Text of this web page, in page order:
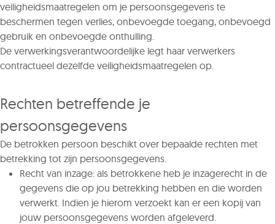
veiligheidsmaatregelen om je persoonsgegevens te
beschermen tegen verlies, onbevoegde toegang, onbevoegd
gebruik en onbevoegde onthulling.
De verwerkingsverantwoordelijke legt haar verwerkers
contractueel dezelfde veiligheidsmaatregelen op.
Rechten betreffende je
persoonsgegevens
De betrokken persoon beschikt over bepaalde rechten met
betrekking tot zijn persoonsgegevens.
Recht van inzage: als betrokkene heb je inzagerecht in de
gegevens die op jou betrekking hebben en die worden
verwerkt. Indien je hierom verzoekt kan er een kopij van
jouw persoonsgegevens worden afgeleverd.